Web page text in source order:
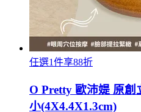
任選1件享88折
O Pretty 歐沛媞 原
小(4X4.4X1.3cm)